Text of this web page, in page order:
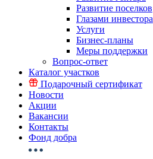
Развитие поселков
Глазами инвестора
Услуги
Бизнес-планы
Меры поддержки
Вопрос-ответ
Каталог участков
Подарочный сертификат
Новости
Акции
Вакансии
Контакты
Фонд добра